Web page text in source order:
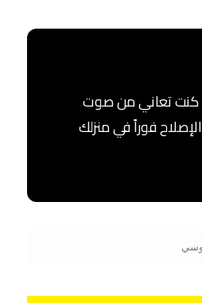
كنت تعاني من صوت
فوراً في منزلك